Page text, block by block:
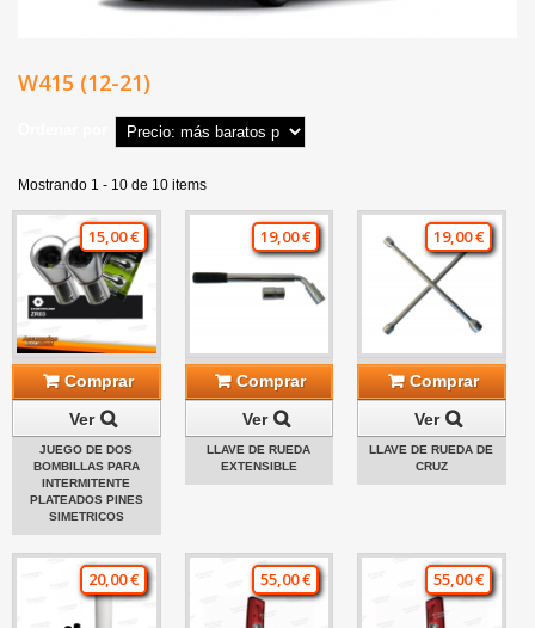
W415 (12-21)
Mostrando 1 - 10 de 10 items
15,00 €
Comprar
Ver
JUEGO DE DOS
BOMBILLAS PARA
INTERMITENTE
PLATEADOS PINES
SIMETRICOS
19,00 €
Comprar
Ver
LLAVE DE RUEDA
EXTENSIBLE
19,00 €
Comprar
Ver
LLAVE DE RUEDA DE
CRUZ
20,00 € 55,00 € 55,00 €